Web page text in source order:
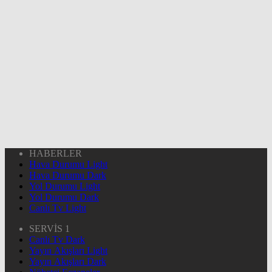
HABERLER
Hava Durumu Light
Hava Durumu Dark
Yol Durumu Light
Yol Durumu Dark
Canlı Tv Light
SERVİS 1
Canlı Tv Dark
Yayın Akışları Light
Yayın Akışları Dark